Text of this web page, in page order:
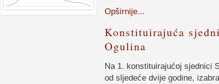
Opširnije...
Konstituirajuća
Ogulina
Na 1. konstituirajućoj sjednici
od sljedeće dvije godine,